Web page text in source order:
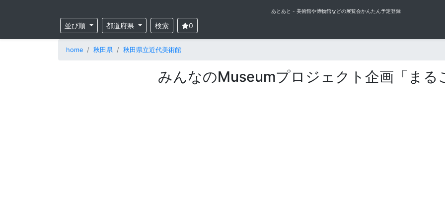
あとあと - 美術館や博物館などの展覧会かんたん予定登録
並び順 都道府県 検索 0
home 秋田県 秋田県立近代美術館
みんなのMuseumプロジェクト企画「まる